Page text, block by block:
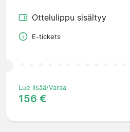
Ottelulippu sisältyy
E-tickets
Lue lisää/Varaa
156 €